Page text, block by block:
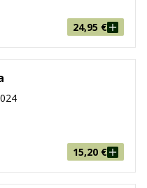
24,95 €
15,20 €